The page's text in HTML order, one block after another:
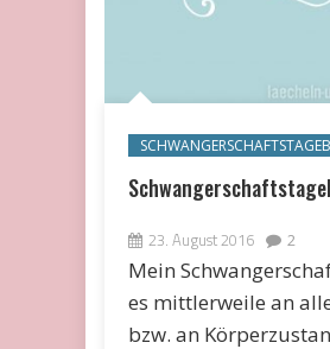
23. August 2016 2
Mein
es mittlerweile an
bzw. an